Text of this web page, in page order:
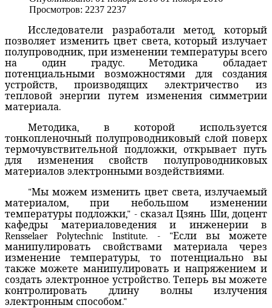
Просмотров: 2237 2237
Исследователи разработали метод, который
позволяет изменить цвет света, который излучает
полупроводник, при изменении температуры всего
на один градус. Методика обладает
потенциальными возможностями для создания
устройств, производящих электричество из
тепловой энергии путем изменения симметрии
материала.
Методика, в которой используется
тонкопленочный полупроводниковый слой поверх
термочувствительной подложки, открывает путь
для изменения свойств полупроводниковых
материалов электронными воздействиями.
"Мы можем изменить цвет света, излучаемый
материалом, при небольшом изменении
температуры подложки," - сказал Цзянь Ши, доцент
кафедры материаловедения и инженерии в
Rensselaer Polytechnic Institute. - "Если вы можете
манипулировать свойствами материала через
изменение температуры, то потенциально вы
также можете манипулировать и напряжением и
создать электронное устройство. Теперь вы можете
контролировать длину волны излучения
электронным способом."